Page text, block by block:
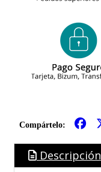
Compártelo:
Descripción